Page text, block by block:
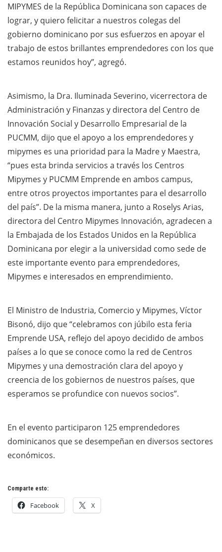
MIPYMES de la República Dominicana son capaces de
lograr, y quiero felicitar a nuestros colegas del
gobierno dominicano por sus esfuerzos en apoyar el
trabajo de estos brillantes emprendedores con los que
estamos reunidos hoy”, agregó.
Asimismo, la Dra. Iluminada Severino, vicerrectora de
Administración y Finanzas y directora del Centro de
Innovación Social y Desarrollo Empresarial de la
PUCMM, dijo que el apoyo a los emprendedores y
mipymes es una prioridad para la Madre y Maestra,
“pues esta brinda servicios a través los Centros
Mipymes y PUCMM Emprende en ambos campus,
entre otros proyectos importantes para el desarrollo
del país”. De la misma manera, junto a Roselys Arias,
directora del Centro Mipymes Innovación, agradecen a
la Embajada de los Estados Unidos en la República
Dominicana por elegir a la universidad como sede de
este importante evento para emprendedores,
Mipymes e interesados en emprendimiento.
El Ministro de Industria, Comercio y Mipymes, Víctor
Bisonó, dijo que “celebramos con júbilo esta feria
Emprende USA, reflejo del apoyo decidido de ambos
países a lo que se conoce como la red de Centros
Mipymes y una demostración clara del apoyo y
creencia de los gobiernos de nuestros países, que
esperamos se profundice con nuevos socios”.
En el evento participaron 125 emprendedores
dominicanos que se desempeñan en diversos sectores
económicos.
Comparte esto:
Facebook X